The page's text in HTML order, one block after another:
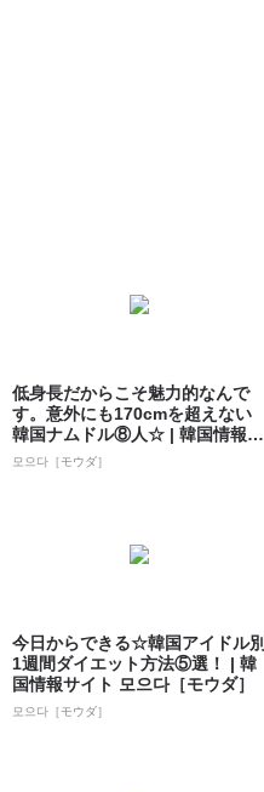
低身長だからこそ魅力的なんで
す。意外にも170cmを超えない
韓国ナムドル⑧人☆ | 韓国情報サ
イト...
모으다［モウダ］
今日からできる☆韓国アイドル別
1週間ダイエット方法⑤選！ | 韓
国情報サイト 모으다［モウダ］
모으다［モウダ］